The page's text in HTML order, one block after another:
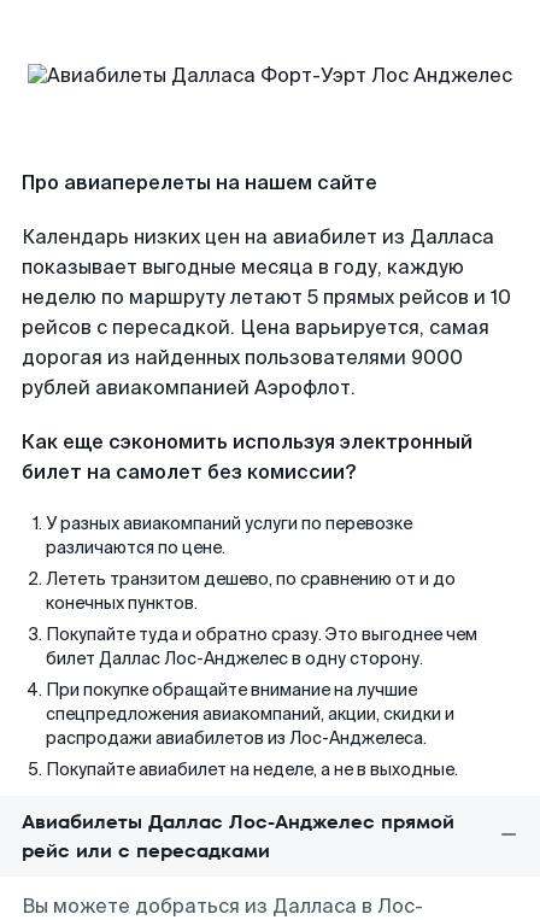
Про авиаперелеты на нашем сайте
Календарь низких цен на авиабилет из Далласа
показывает выгодные месяца в году, каждую
неделю по маршруту летают 5 прямых рейсов и 10
рейсов с пересадкой. Цена варьируется, самая
дорогая из найденных пользователями 9000
рублей авиакомпанией Аэрофлот.
Как еще сэкономить используя электронный
билет на самолет без комиссии?
У разных авиакомпаний услуги по перевозке
различаются по цене.
Лететь транзитом дешево, по сравнению от и до
конечных пунктов.
Покупайте туда и обратно сразу. Это выгоднее чем
билет Даллас Лос-Анджелес в одну сторону.
При покупке обращайте внимание на лучшие
спецпредложения авиакомпаний, акции, скидки и
распродажи авиабилетов из Лос-Анджелеса.
Покупайте авиабилет на неделе, а не в выходные.
Авиабилеты Даллас Лос-Анджелес прямой
рейс или с пересадками
Вы можете добраться из Далласа в Лос-